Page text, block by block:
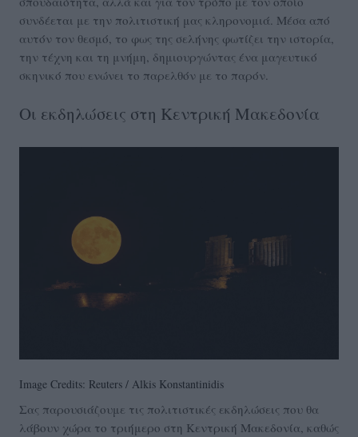
συνδέεται με την πολιτιστική μας κληρονομιά. Μέσα από
αυτόν τον θεσμό, το φως της σελήνης φωτίζει την ιστορία,
την τέχνη και τη μνήμη, δημιουργώντας ένα μαγευτικό
σκηνικό που ενώνει το παρελθόν με το παρόν.
Οι εκδηλώσεις στη Κεντρική Μακεδονία
Image Credits: Reuters / Alkis Konstantinidis
Σας παρουσιάζουμε τις πολιτιστικές εκδηλώσεις που θα
λάβουν χώρα το τριήμερο στη Κεντρική Μακεδονία, καθώς